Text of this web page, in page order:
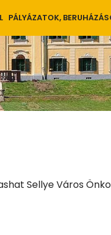
PÁLYÁZATOK,
Sellye Város